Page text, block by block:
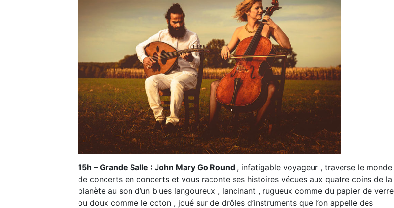
15h – Grande Salle : John Mary Go Round , infatigable voyageur , traverse le monde
de concerts en concerts et vous raconte ses histoires vécues aux quatre coins de la
planète au son d’un blues langoureux , lancinant , rugueux comme du papier de verre
ou doux comme le coton , joué sur de drôles d’instruments que l’on appelle des